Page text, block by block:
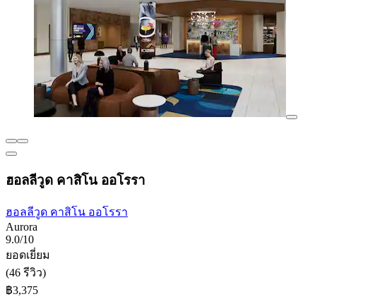
ฮอลลีวูด คาสิโน ออโรรา
ฮอลลีวูด คาสิโน ออโรรา
Aurora
9.0/10
ยอดเยี่ยม
(46 รีวิว)
฿3,375